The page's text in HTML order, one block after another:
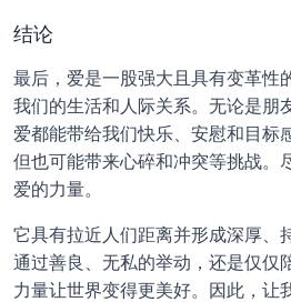
结论
最后，爱是一股强大且具有变革性
我们的生活和人际关系。无论是朋
爱都能带给我们快乐、安慰和目标
但也可能带来心碎和冲突等挑战。
爱的力量。
它具有拉近人们距离并形成深厚、
通过善良、无私的举动，还是仅仅
力量让世界变得更美好。因此，让